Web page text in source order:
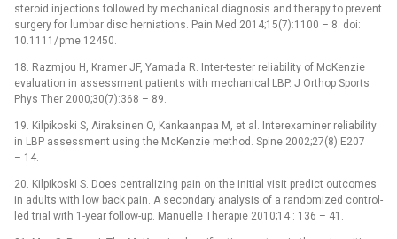
steroid injections fol­lowed by mechanical dia­gnosis and therapy to prevent
surgery for lumbar disc herniations. Pain Med 2014;15(7):1100 –⁠ 8. doi:
10.1111/ pme.12450.
18. Razmjou H, Kramer JF, Yamada R. Inter-tester reliability of McKenzie
evaluation in as­ses­sment patients with mechanical LBP. J Orthop Sports
Phys Ther 2000;30(7):368 –⁠ 89.
19. Kilpikoski S, Airaksinen O, Kankaanpaa M, et al. Interexaminer reliability
in LBP as­ses­sment us­ing the McKenzie method. Spine 2002;27(8):E207
–⁠ 14.
20. Kilpikoski S. Does centraliz­ing pain on the initial visit predict outcomes
in adults with low back pain. A secondary analysis of a randomized control­
led trial with 1-year fol­low-up. Manuel­le Therapie 2010;14 : 136 –⁠ 41.